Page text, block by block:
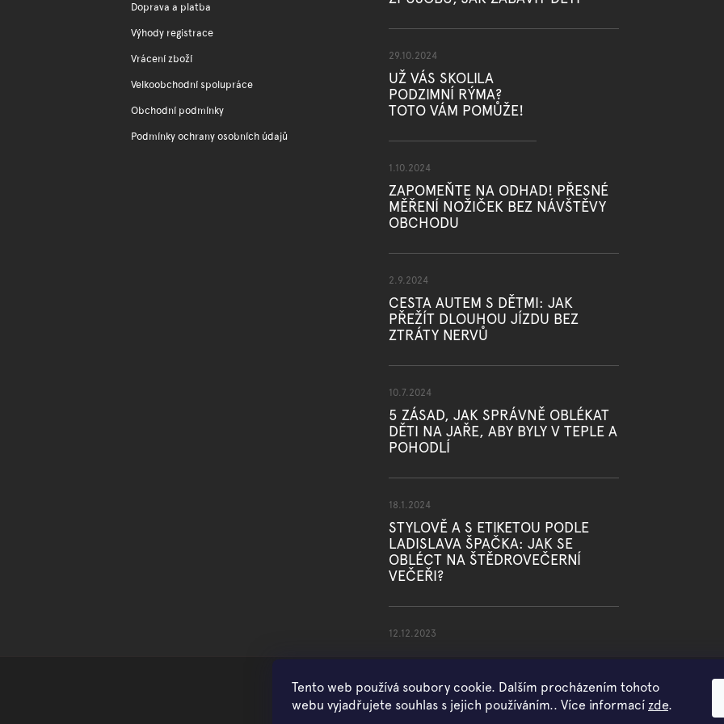
Tento web používá soubory cookie. Dalším procházením tohoto
webu vyjadřujete souhlas s jejich používáním.. Více informací zde.
p
Doprava a platba
Výhody registrace
Vrácení zboží
Velkoobchodní spolupráce
Obchodní podmínky
Podmínky ochrany osobních údajů
29.10.2024
UŽ VÁS SKOLILA
PODZIMNÍ RÝMA?
TOTO VÁM POMŮŽE!
1.10.2024
ZAPOMEŇTE NA ODHAD! PŘESNÉ
MĚŘENÍ NOŽIČEK BEZ NÁVŠTĚVY
OBCHODU
2.9.2024
CESTA AUTEM S DĚTMI: JAK
PŘEŽÍT DLOUHOU JÍZDU BEZ
ZTRÁTY NERVŮ
10.7.2024
5 ZÁSAD, JAK SPRÁVNĚ OBLÉKAT
DĚTI NA JAŘE, ABY BYLY V TEPLE A
POHODLÍ
18.1.2024
STYLOVĚ A S ETIKETOU PODLE
LADISLAVA ŠPAČKA: JAK SE
OBLÉCT NA ŠTĚDROVEČERNÍ
VEČEŘI?
12.12.2023
Copyright 2026WOWMINI. Všechna práva vyhrazena.